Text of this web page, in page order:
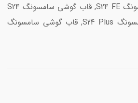
S24, قاب گوشی سامسونگ S24 FE, قاب گوشی سامسونگ S24
Ultra, قاب گوشی سامسونگ S24 Plus, قاب گوشی سامسونگ